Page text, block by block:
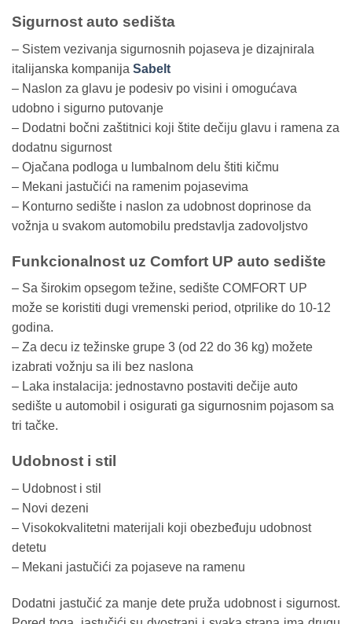
Sigurnost auto sedišta
– Sistem vezivanja sigurnosnih pojaseva je dizajnirala
italijanska kompanija Sabelt
– Naslon za glavu je podesiv po visini i omogućava
udobno i sigurno putovanje
– Dodatni bočni zaštitnici koji štite dečiju glavu i ramena za
dodatnu sigurnost
– Ojačana podloga u lumbalnom delu štiti kičmu
– Mekani jastučići na ramenim pojasevima
– Konturno sedište i naslon za udobnost doprinose da
vožnja u svakom automobilu predstavlja zadovoljstvo
Funkcionalnost uz Comfort UP auto sedište
– Sa širokim opsegom težine, sedište COMFORT UP
može se koristiti dugi vremenski period, otprilike do 10-12
godina.
– Za decu iz težinske grupe 3 (od 22 do 36 kg) možete
izabrati vožnju sa ili bez naslona
– Laka instalacija: jednostavno postaviti dečije auto
sedište u automobil i osigurati ga sigurnosnim pojasom sa
tri tačke.
Udobnost i stil
– Udobnost i stil
– Novi dezeni
– Visokokvalitetni materijali koji obezbeđuju udobnost
detetu
– Mekani jastučići za pojaseve na ramenu
Dodatni jastučić za manje dete pruža udobnost i sigurnost.